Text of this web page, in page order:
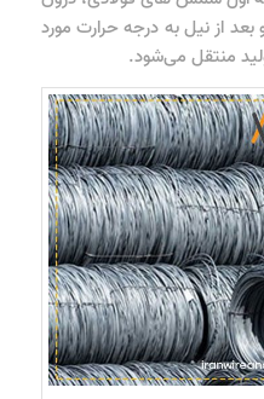
از نیل به درجه حرارت مورد
منتقل می‌شود.